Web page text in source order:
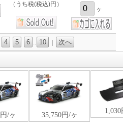
（うち税(税込)円）
ヶ
4 5 6 .. 10 次へ